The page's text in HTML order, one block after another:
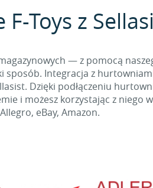
Toys z
— z pomocą
Integracja z
Dzięki podłączeniu
i możesz korzystając z niego
eBay, Amazon.